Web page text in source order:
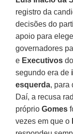
registro da
decisões do
apoio para
governadores
e Executivos
segundo era de
esquerda, para
Daí, a recusa
próprioGomes
vezes em que o